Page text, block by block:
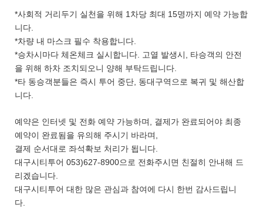
*사회적 거리두기 실천을 위해 1차당 최대 15명까지 예약 가능합
니다.
*차량 내 마스크 필수 착용합니다.
*승차시마다 체온체크 실시합니다. 고열 발생시, 타승객의 안전
을 위해 하차 조치되오니 양해 부탁드립니다.
*타 동승객분들은 즉시 투어 중단, 동대구역으로 복귀 및 해산합
니다.
예약은 인터넷 및 전화 예약 가능하며, 결제가 완료되어야 최종
예약이 완료됨을 유의해 주시기 바라며,
결제 순서대로 좌석확보 처리가 됩니다.
대구시티투어 053)627-8900으로 전화주시면 친절히 안내해 드
리겠습니다.
대구시티투어 대한 많은 관심과 참여에 다시 한번 감사드립니
다.